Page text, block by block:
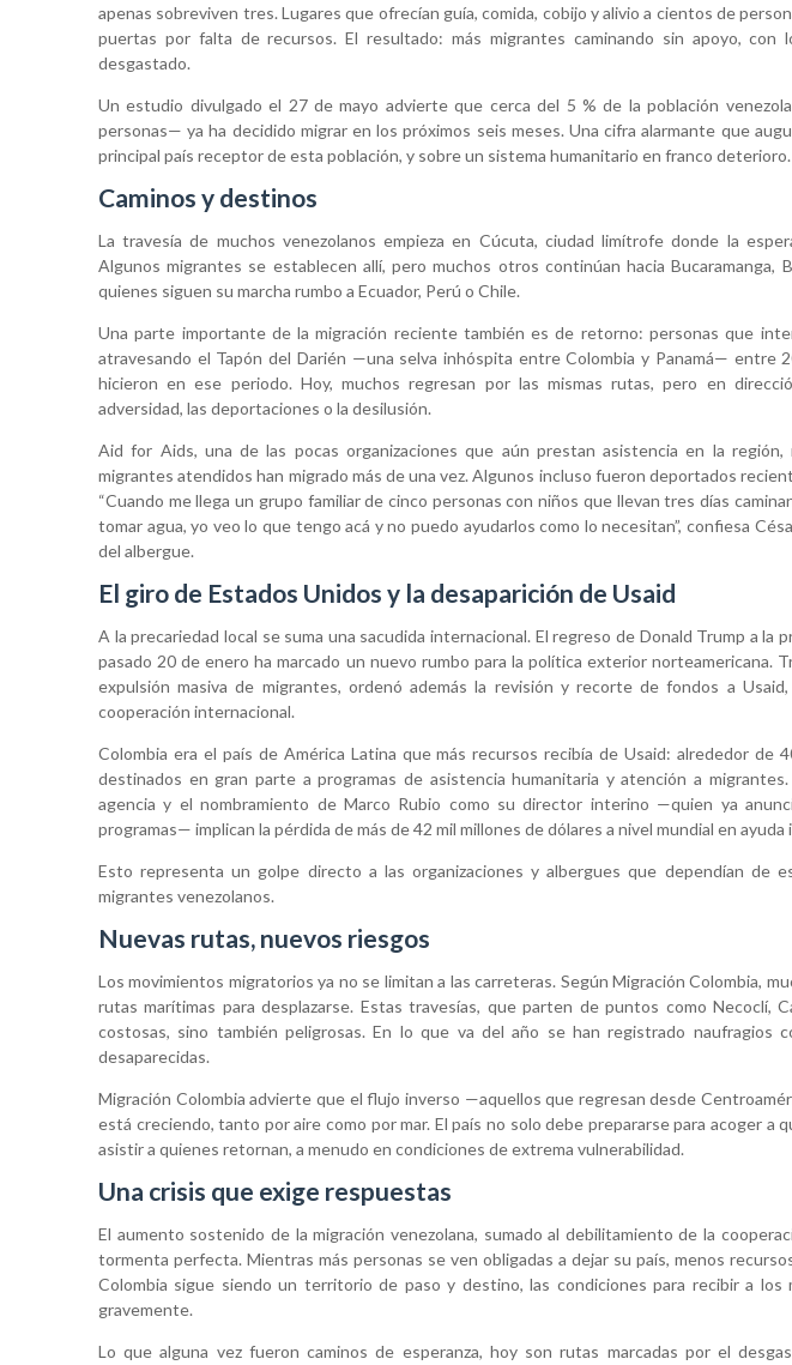
apenas sobreviven tres. Lugares que ofrecían guía, comida, cobijo y alivio a cientos de
puertas por falta de recursos. El resultado: más migrantes caminando sin apoyo, con
desgastado.
Un estudio divulgado el 27 de mayo advierte que cerca del 5 % de la población
personas— ya ha decidido migrar en los próximos seis meses. Una cifra alarmante que
principal país receptor de esta población, y sobre un sistema humanitario en franco deterioro.
Caminos y destinos
La travesía de muchos venezolanos empieza en Cúcuta, ciudad limítrofe donde la
Algunos migrantes se establecen allí, pero muchos otros continúan hacia Bucaramanga,
quienes siguen su marcha rumbo a Ecuador, Perú o Chile.
Una parte importante de la migración reciente también es de retorno: personas que
atravesando el Tapón del Darién —una selva inhóspita entre Colombia y Panamá— entre
hicieron en ese periodo. Hoy, muchos regresan por las mismas rutas, pero en
adversidad, las deportaciones o la desilusión.
Aid for Aids, una de las pocas organizaciones que aún prestan asistencia en la
migrantes atendidos han migrado más de una vez. Algunos incluso fueron deportados
“Cuando me llega un grupo familiar de cinco personas con niños que llevan tres días
tomar agua, yo veo lo que tengo acá y no puedo ayudarlos como lo necesitan”, confiesa
del albergue.
El giro de Estados Unidos y la desaparición de Usaid
A la precariedad local se suma una sacudida internacional. El regreso de Donald Trump a la
pasado 20 de enero ha marcado un nuevo rumbo para la política exterior norteamericana.
expulsión masiva de migrantes, ordenó además la revisión y recorte de fondos a
cooperación internacional.
Colombia era el país de América Latina que más recursos recibía de Usaid: alrededor de
destinados en gran parte a programas de asistencia humanitaria y atención a
agencia y el nombramiento de Marco Rubio como su director interino —quien ya
programas— implican la pérdida de más de 42 mil millones de dólares a nivel mundial en
Esto representa un golpe directo a las organizaciones y albergues que dependían de
migrantes venezolanos.
Nuevas rutas, nuevos riesgos
Los movimientos migratorios ya no se limitan a las carreteras. Según Migración Colombia,
rutas marítimas para desplazarse. Estas travesías, que parten de puntos como Necoclí,
costosas, sino también peligrosas. En lo que va del año se han registrado naufragios
desaparecidas.
Migración Colombia advierte que el flujo inverso —aquellos que regresan desde
está creciendo, tanto por aire como por mar. El país no solo debe prepararse para acoger a
asistir a quienes retornan, a menudo en condiciones de extrema vulnerabilidad.
Una crisis que exige respuestas
El aumento sostenido de la migración venezolana, sumado al debilitamiento de la
tormenta perfecta. Mientras más personas se ven obligadas a dejar su país, menos
Colombia sigue siendo un territorio de paso y destino, las condiciones para recibir a los
gravemente.
Lo que alguna vez fueron caminos de esperanza, hoy son rutas marcadas por el